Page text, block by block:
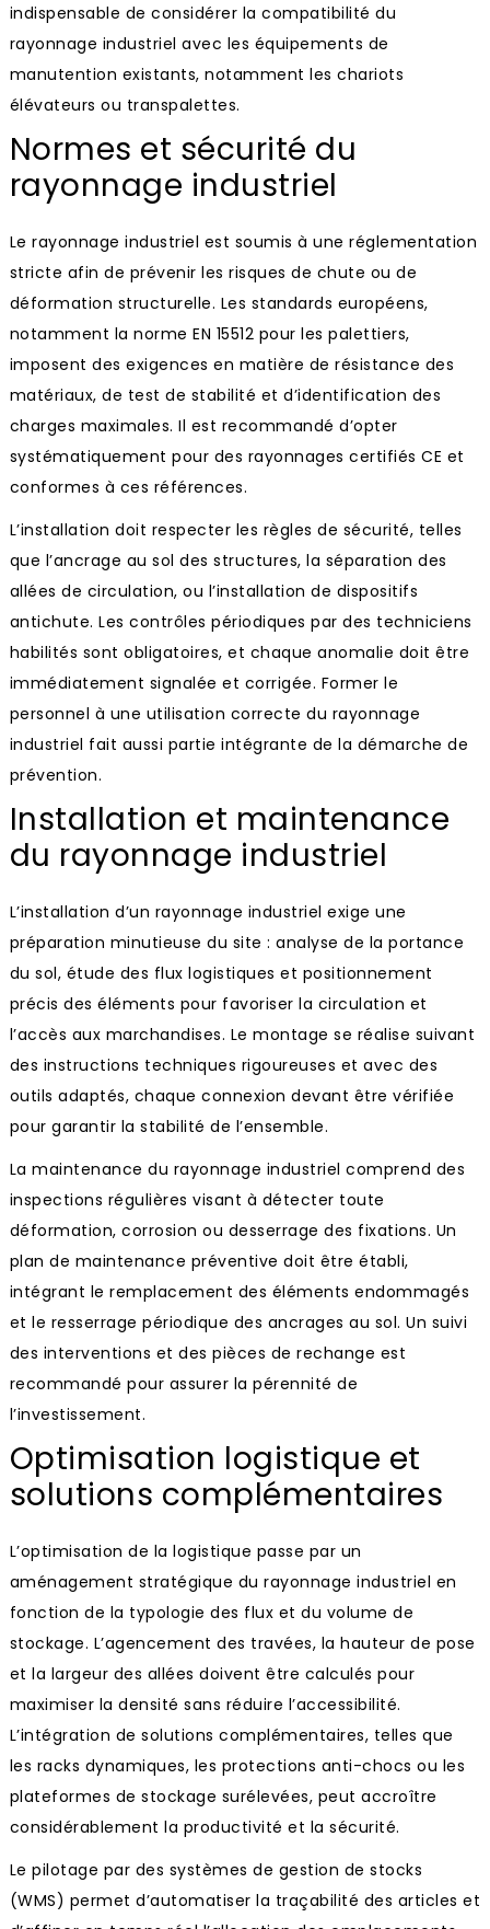
indispensable de considérer la compatibilité du
rayonnage industriel avec les équipements de
manutention existants, notamment les chariots
élévateurs ou transpalettes.
Normes et sécurité du
rayonnage industriel
Le rayonnage industriel est soumis à une réglementation
stricte afin de prévenir les risques de chute ou de
déformation structurelle. Les standards européens,
notamment la norme EN 15512 pour les palettiers,
imposent des exigences en matière de résistance des
matériaux, de test de stabilité et d’identification des
charges maximales. Il est recommandé d’opter
systématiquement pour des rayonnages certifiés CE et
conformes à ces références.
L’installation doit respecter les règles de sécurité, telles
que l’ancrage au sol des structures, la séparation des
allées de circulation, ou l’installation de dispositifs
antichute. Les contrôles périodiques par des techniciens
habilités sont obligatoires, et chaque anomalie doit être
immédiatement signalée et corrigée. Former le
personnel à une utilisation correcte du rayonnage
industriel fait aussi partie intégrante de la démarche de
prévention.
Installation et maintenance
du rayonnage industriel
L’installation d’un rayonnage industriel exige une
préparation minutieuse du site : analyse de la portance
du sol, étude des flux logistiques et positionnement
précis des éléments pour favoriser la circulation et
l’accès aux marchandises. Le montage se réalise suivant
des instructions techniques rigoureuses et avec des
outils adaptés, chaque connexion devant être vérifiée
pour garantir la stabilité de l’ensemble.
La maintenance du rayonnage industriel comprend des
inspections régulières visant à détecter toute
déformation, corrosion ou desserrage des fixations. Un
plan de maintenance préventive doit être établi,
intégrant le remplacement des éléments endommagés
et le resserrage périodique des ancrages au sol. Un suivi
des interventions et des pièces de rechange est
recommandé pour assurer la pérennité de
l’investissement.
Optimisation logistique et
solutions complémentaires
L’optimisation de la logistique passe par un
aménagement stratégique du rayonnage industriel en
fonction de la typologie des flux et du volume de
stockage. L’agencement des travées, la hauteur de pose
et la largeur des allées doivent être calculés pour
maximiser la densité sans réduire l’accessibilité.
L’intégration de solutions complémentaires, telles que
les racks dynamiques, les protections anti-chocs ou les
plateformes de stockage surélevées, peut accroître
considérablement la productivité et la sécurité.
Le pilotage par des systèmes de gestion de stocks
(WMS) permet d’automatiser la traçabilité des articles et